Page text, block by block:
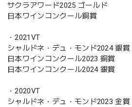
サクラアワード2025 ゴールド
日本ワインコンクール銅賞
・2021VT
シャルドネ・デュ・モンド2024 銀賞
日本ワインコンクール2023 銅賞
日本ワインコンクール2024 銀賞
・2020VT
シャルドネ・デュ・モンド2023 金賞